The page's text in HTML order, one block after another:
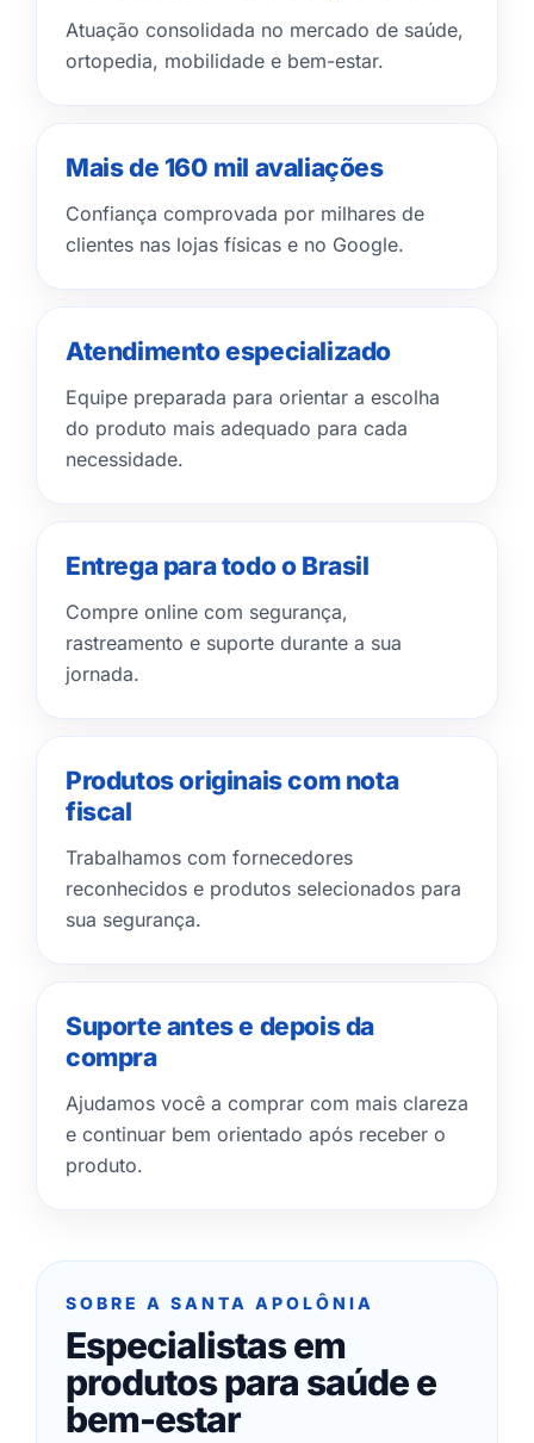
Atuação consolidada no mercado de saúde,
ortopedia, mobilidade e bem-estar.
Mais de 160 mil avaliações
Confiança comprovada por milhares de
clientes nas lojas físicas e no Google.
Atendimento especializado
Equipe preparada para orientar a escolha
do produto mais adequado para cada
necessidade.
Entrega para todo o Brasil
Compre online com segurança,
rastreamento e suporte durante a sua
jornada.
Produtos originais com nota
fiscal
Trabalhamos com fornecedores
reconhecidos e produtos selecionados para
sua segurança.
Suporte antes e depois da
compra
Ajudamos você a comprar com mais clareza
e continuar bem orientado após receber o
produto.
SOBRE A SANTA APOLÔNIA
Especialistas em
produtos para saúde e
bem-estar